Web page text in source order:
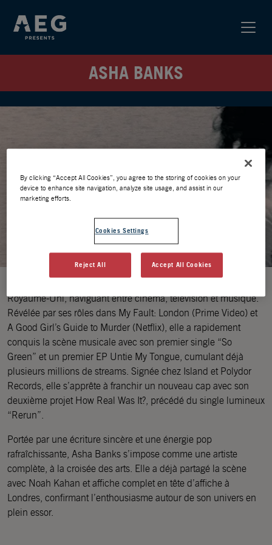
ASHA BANKS
Royaume-Uni, naviguant entre cinéma, télévision et musique.
Révélée par ses rôles dans My Fault: London (Prime Video) et
A Good Girl’s Guide to Murder (Netflix), elle a rapidement
conquis la scène musicale avec son premier single “So
Green” et un premier EP Untie My Tongue, cumulant déjà
plusieurs millions de streams. Signée chez Island et Polydor
Records, elle s’apprête à franchir un nouveau cap avec son
deuxième projet How Real Was It?, précédé du single lumineux
“Rerun”.
Portée par une écriture sincère et une énergie pop
rafraîchissante, Asha Banks s’impose comme une artiste
complète, à la croisée des arts. Elle a déjà partagé la scène
avec Noah Kahan et affiche complet en tête d’affiche à
Londres, confirmant l’enthousiasme autour de son univers en
plein essor.
By clicking “Accept All Cookies”, you agree to the storing of cookies on your
device to enhance site navigation, analyze site usage, and assist in our
marketing efforts.
Cookies Settings
Reject All Accept All Cookies